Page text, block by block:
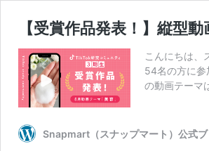
【受賞作品発表！】縦型
こんにちは、
54名の方に参
の動画テーマ
Snapmart（スナップマート）公式